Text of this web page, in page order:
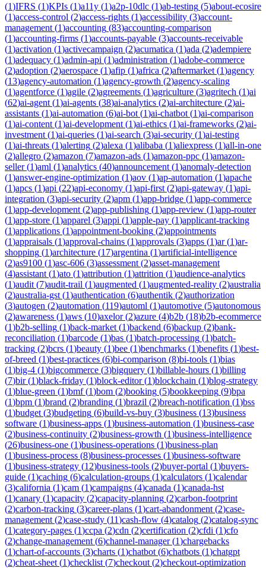
(1)IFRS (1)KPIs (1)a11y (1)a2p-10dlc (1)ab-testing (5)about-ecosire
(1)access-control (2)access-rights (1)accessibility (3)account-
management (1)accounting (83)accounting-comparison
(1)accounting-firms (1)accounts-payable (3)accounts-receivable
(1)activation (1)activecampaign (2)acumatica (1)ada (2)adempiere
(1)adequacy (1)admin-api (1)administration (1)adobe-commerce
(2)adoption (2)aerospace (1)afip (1)africa (2)aftermarket (1)agency
(13)agency-automation (1)agency-growth (2)agency-scaling
(1)agentforce (1)agile (2)agreements (1)agriculture (3)agritech (1)ai
(62)ai-agent (1)ai-agents (38)ai-analytics (2)ai-architecture (2)ai-
assistants (1)ai-automation (6)ai-bot (1)ai-chatbot (1)ai-comparison
(1)ai-content (1)ai-development (1)ai-ethics (1)ai-frameworks (2)ai-
investment (1)ai-queries (1)ai-search (3)ai-security (1)ai-testing
(1)ai-threats (1)alerting (2)alexa (1)alibaba (1)aliexpress (1)all-in-one
(2)allegro (2)amazon (7)amazon-ads (1)amazon-ppc (1)amazon-
seller(1)aml (1)analytics (40)announcement (1)anomaly-detection
(1)answer-engine-optimization (1)aov (1)ap-automation (1)apache
(1)apcs (1)api (22)api-economy (1)api-first (2)api-gateway (1)api-
integration (3)api-security (2)apm (1)app-bridge (1)app-commerce
(1)app-development (2)app-publishing (1)app-review (1)app-router
(1)app-store (1)apparel (3)appi (1)apple-pay (1)applicant-tracking
(1)applications (1)appointment-booking (2)appointments
(1)appraisals (1)approval-chains (1)approvals (3)apps (1)ar(1)ar-
shopping (1)architecture (17)argentina (1)artificial-intelligence
(2)as9100 (1)asc-606 (3)assessment (2)asset-management
(4)assistant (1)ato (1)attribution (1)attrition (1)audience-analytics
(1)audit (7)audit-trail (1)augmented (1)augmented-reality (2)australia
(2)australia-gst (1)authentication (6)authentik (2)authorization
(3)autogen (2)automation (119)automl (1)automotive (5)autonomous
(2)awareness (1)aws (10)axelor(2)azure (4)b2b (18)b2b-ecommerce
(1)b2b-selling (1)back-market (1)backend (6)backup (2)bank-
reconciliation (1)barcode (1)bas (1)batch-processing (1)batch-
tracking (2)bcrs (1)beauty (1)bee (1)benchmarks (1)benefits (1)best-
of-breed (1)best-practices (6)bi-comparison (8)bi-tools (1)bias
(1)big-4 (1)bigcommerce (3)bigquery (1)billable-hours (1)billing
(7)bir(1)black-friday (1)block-editor(1)blockchain (1)blog-strategy
(1)blue-green (1)bmf(1)bom (2)booking (5)bookkeeping (9)bpa
(1)bpm (1)brand (2)branding (1)brazil (2)breach-notification (1)bss
(1)budget (3)budgeting (6)build-vs-buy (3)business (13)business
software (1)business-apps (1)business-automation (1)business-case
(2)business-continuity (2)business-growth (1)business-intelligence
(26)business-one (1)business-operations (1)business-plan
(1)business-process (8)business-processes (1)business-software
(1)business-strategy (12)business-tools (2)buyer-portal (1)buyers-
guide (1)caching (6)calculation-groups (1)calculators (1)calendar
(3)california (1)cam (1)campaigns (4)canada (1)canada-hst
(1)canary (1)capacity (2)capacity-planning (2)carbon-footprint
(2)carbon-tracking (3)career-plans (1)cart-abandonment (2)case-
management (2)case-study (11)cash-flow (4)catalog (2)catalog-sync
(1)category-pages (1)ccpa (2)cdn (2)certification (2)cfdi (1)cfo
(2)change-management (6)channel-manager(1)chargebacks
(1)chart-of-accounts (3)charts (1)chatbot (6)chatbots (1)chatgpt
(2)cheat-sheet (1)checklist (7)checkout (2)checkout-optimization